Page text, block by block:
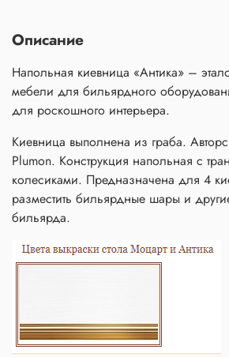
Описание
Напольная киевница «Антика» –
мебели для бильярдного
для роскошного интерьера.
Киевница выполнена из граба.
Plumon. Конструкция напольная с
колесиками. Предназначена для 4
разместить бильярдные шары и
бильярда.